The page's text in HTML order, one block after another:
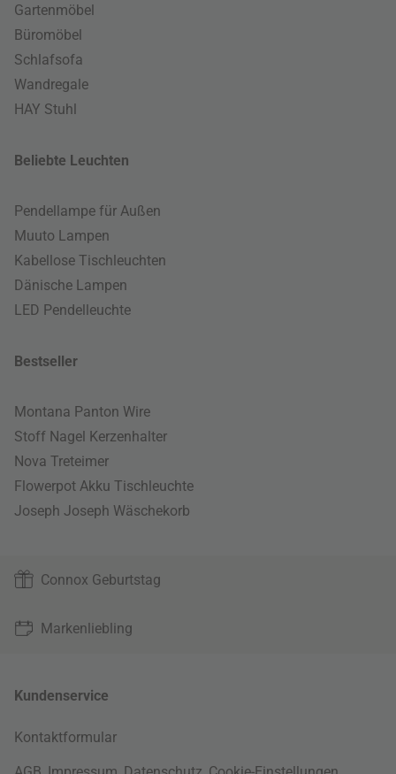
Gartenmöbel
Büromöbel
Schlafsofa
Wandregale
HAY Stuhl
Beliebte Leuchten
Pendellampe für Außen
Muuto Lampen
Kabellose Tischleuchten
Dänische Lampen
LED Pendelleuchte
Bestseller
Montana Panton Wire
Stoff Nagel Kerzenhalter
Nova Treteimer
Flowerpot Akku Tischleuchte
Joseph Joseph Wäschekorb
Connox Geburtstag
Markenliebling
Kundenservice
Kontaktformular